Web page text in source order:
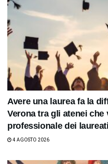
Avere una laurea fa la
Verona tra gli atenei
professionale dei laureati
4 AGOSTO 2026